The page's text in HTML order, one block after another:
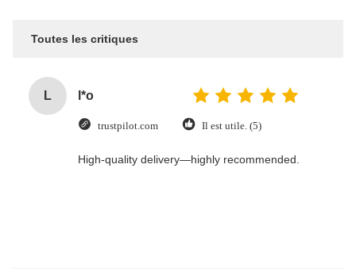
Toutes les critiques
L l*o
trustpilot.com Il est utile. (5)
High-quality delivery—highly recommended.